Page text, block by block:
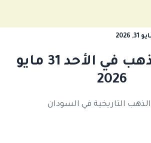
31, 2026
أسعار الذهب في الأحد 31 مايو
2026
التاريخية في السودان